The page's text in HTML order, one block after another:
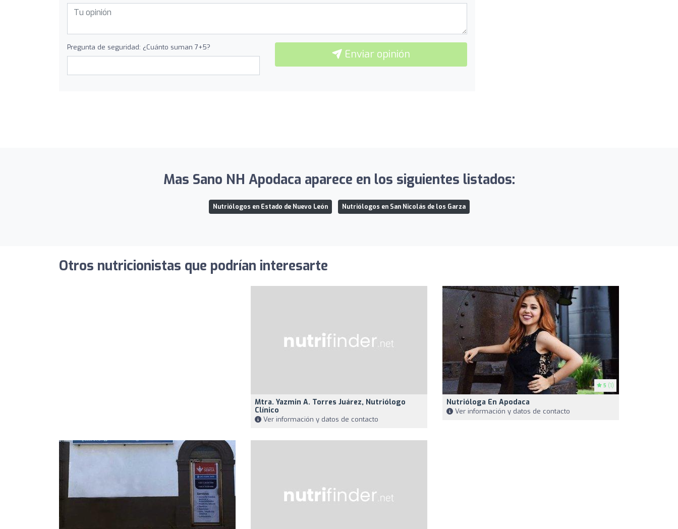
Pregunta de seguridad: ¿Cuánto suman 7+5?
Enviar opinión
Mas Sano NH Apodaca aparece en los siguientes listados:
Nutriólogos en Estado de Nuevo León Nutriólogos en San Nicolás de los Garza
Otros nutricionistas que podrían interesarte
Mtra. Yazmin A. Torres Juárez, Nutriólogo
Clínico
Ver información y datos de contacto
5 (1)
Nutrióloga En Apodaca
Ver información y datos de contacto